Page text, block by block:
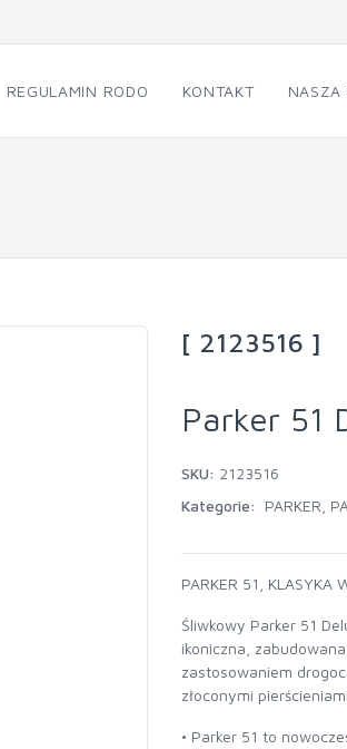
REGULAMIN RODO KONTAKT NASZA
[ 2123516 ]
Parker 51
SKU: 2123516
Kategorie:
PARKER
PARKER 51, KLASYKA
Śliwkowy Parker 51
ikoniczna,
zastosowaniem
złoconymi
• Parker 51 to